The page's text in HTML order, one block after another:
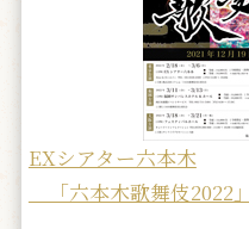
EXシアター六本木
「六本木歌舞伎2022」